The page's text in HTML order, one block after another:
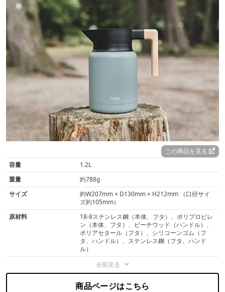
この商品を見る
容量
1.2L
重量
約788g
サイズ
約W207mm × D130mm × H212mm （口径サイ
ズ約105mm）
原材料
18-8ステンレス鋼（本体、フタ）、ポリプロピレ
ン（本体、フタ）、ビーチウッド（ハンドル）、
ポリアセタール（フタ）、シリコーンゴム（フ
タ、ハンドル）、ステンレス鋼（フタ、ハンド
ル）
全部見る
商品ページはこちら